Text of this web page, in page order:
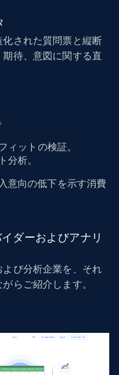
された質問票と縦断
待、意図に関する直
ィットの検証。
分析。
意向の低下を示す消費
ダーおよびアナリ
び分析企業を、それ
らご紹介します。